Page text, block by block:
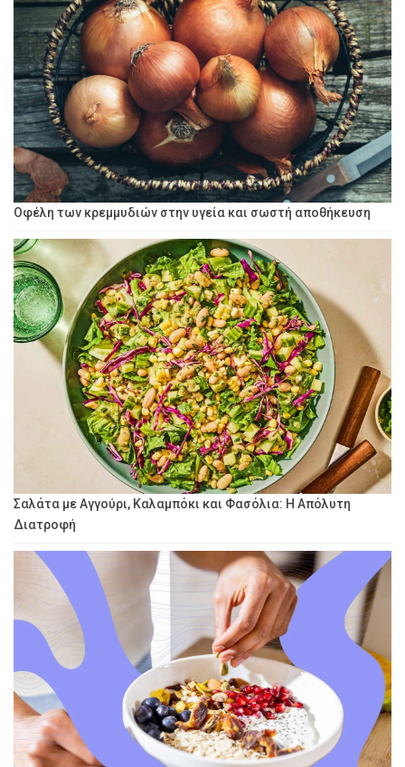
Οφέλη των κρεμμυδιών στην υγεία και σωστή αποθήκευση
Σαλάτα με Αγγούρι, Καλαμπόκι και Φασόλια: Η Απόλυτη
Διατροφή